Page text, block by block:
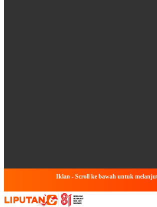
Iklan - Scroll ke bawah untuk